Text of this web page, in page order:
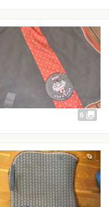
6 photo_library